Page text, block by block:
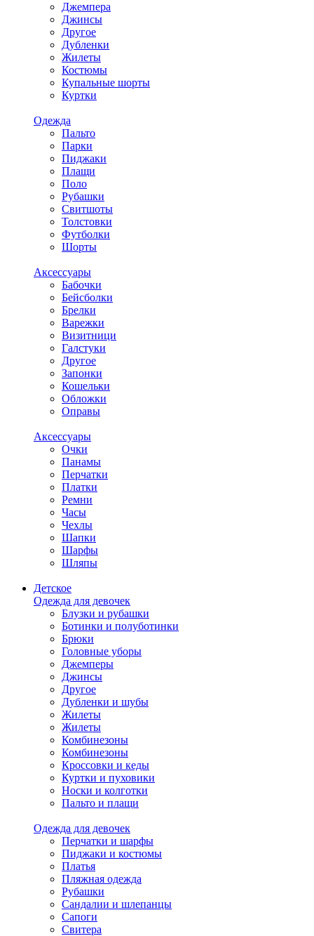
Джемпера
Джинсы
Другое
Дубленки
Жилеты
Костюмы
Купальные шорты
Куртки
Одежда
Пальто
Парки
Пиджаки
Плащи
Поло
Рубашки
Свитшоты
Толстовки
Футболки
Шорты
Аксессуары
Бабочки
Бейсболки
Брелки
Варежки
Визитници
Галстуки
Другое
Запонки
Кошельки
Обложки
Оправы
Аксессуары
Очки
Панамы
Перчатки
Платки
Ремни
Часы
Чехлы
Шапки
Шарфы
Шляпы
Детское
Одежда для девочек
Блузки и рубашки
Ботинки и полуботинки
Брюки
Головные уборы
Джемперы
Джинсы
Другое
Дубленки и шубы
Жилеты
Жилеты
Комбинезоны
Комбинезоны
Кроссовки и кеды
Куртки и пуховики
Носки и колготки
Пальто и плащи
Одежда для девочек
Перчатки и шарфы
Пиджаки и костюмы
Платья
Пляжная одежда
Рубашки
Сандалии и шлепанцы
Сапоги
Свитера